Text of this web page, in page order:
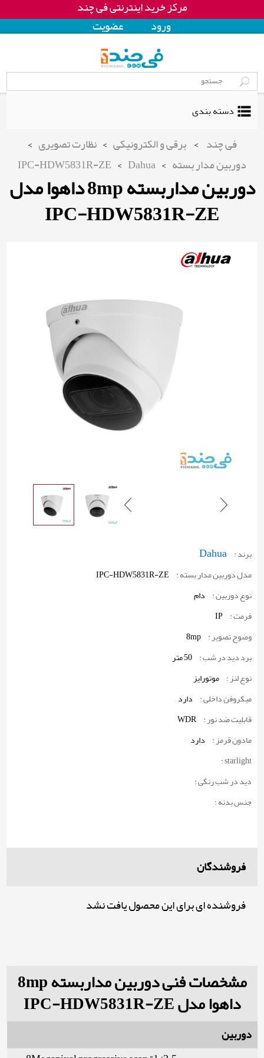
مرکز خرید اینترنتی فی چند
ورود
عضويت
دسته بندی
فی چند > برقی و الکترونیکی > نظارت تصویری >
دوربین مدار بسته >
Dahua
>
IPC-HDW5831R-ZE
دوربین مداربسته 8mp داهوا مدل
IPC-HDW5831R-ZE
برند : Dahua
مدل دوربین مدار بسته : IPC-HDW5831R-ZE
نوع دوربین : دام
فرمت : IP
وضوح تصویر : 8mp
برد دید در شب : 50 متر
نوع لنز : موتورایز
میکروفن داخلی : دارد
قابلیت ضد نور : WDR
مادون قرمز : دارد
starlight :
دید در شب رنگی :
جنس بدنه :
فروشندگان
فروشنده ای برای این محصول یافت نشد
مشخصات فنی دوربین مداربسته 8mp
داهوا مدل IPC-HDW5831R-ZE
دوربین